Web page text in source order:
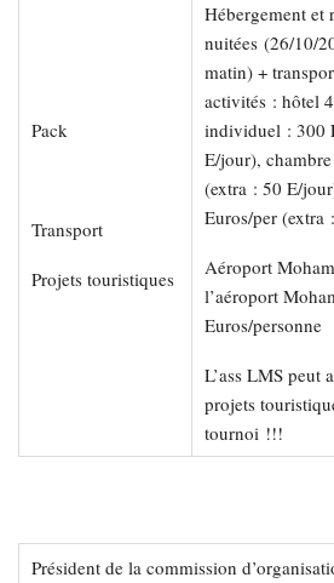
Pack
Transport
Projets touristiques
Hébergement et
nuitées (26/10/
matin) +
activités : hôtel
individuel : 300
E/jour),
(extra : 50 E/
Euros/per (extra
Aéroport
l’aéroport
Euros/personne
L’ass LMS peut
projets
tournoi !!!
Président de la commission